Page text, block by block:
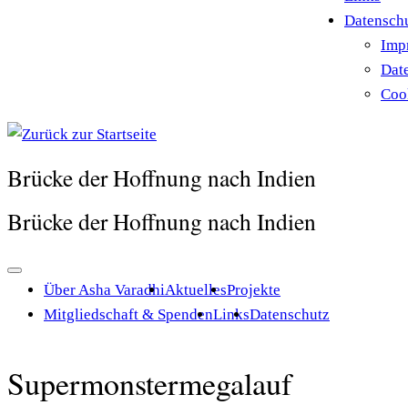
Brücke der Hoffnung nach Indien
Brücke der Hoffnung nach Indien
Über Asha VaradhiAktuellesProjekte
Mitgliedschaft & SpendenLinksDatenschutz
Supermonstermegalauf